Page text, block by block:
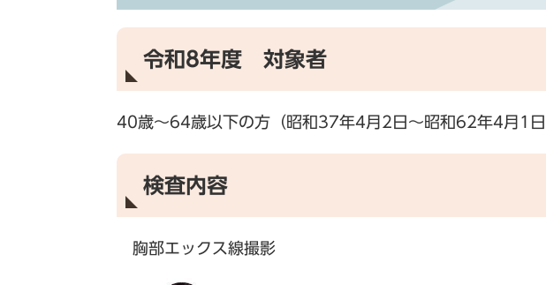
令和8年度 対象者
40歳～64歳以下の方（昭和37年4月2日～昭和62年4月1日
検査内容
胸部エックス線撮影